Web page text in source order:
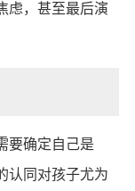
虑，甚至最后演
要确定自己是
认同对孩子尤为